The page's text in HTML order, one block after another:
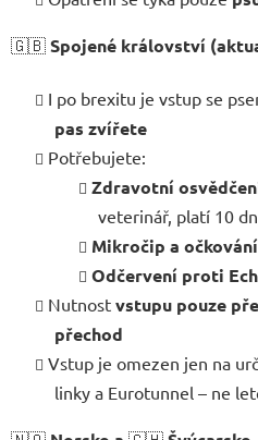
🇬🇧 Spojené království
I po brexitu je vstup se
pas zvířete
Potřebujete:
Zdravotní
veterinář, platí 10
Mikročip a
Odčervení proti
Nutnost vstupu pouze
přechod
Vstup je omezen jen na
linky a Eurotunnel – ne